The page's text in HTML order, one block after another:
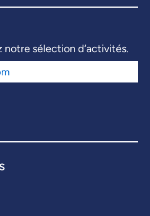
sélection d’activités.